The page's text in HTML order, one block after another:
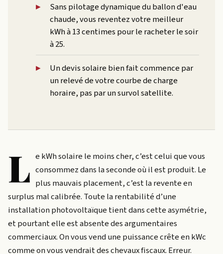
Sans pilotage dynamique du ballon d'eau
chaude, vous reventez votre meilleur
kWh à 13 centimes pour le racheter le soir
à 25.
Un devis solaire bien fait commence par
un relevé de votre courbe de charge
horaire, pas par un survol satellite.
L e kWh solaire le moins cher, c’est celui que vous
consommez dans la seconde où il est produit. Le
plus mauvais placement, c’est la revente en
surplus mal calibrée. Toute la rentabilité d’une
installation photovoltaïque tient dans cette asymétrie,
et pourtant elle est absente des argumentaires
commerciaux. On vous vend une puissance crête en kWc
comme on vous vendrait des chevaux fiscaux. Erreur.